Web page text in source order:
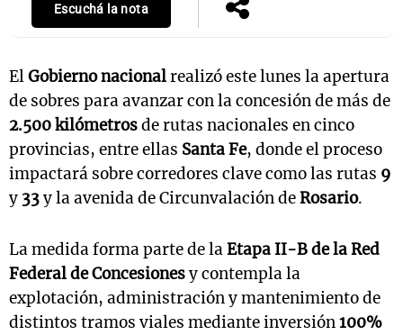
Escuchá la nota
ElGobierno nacionalrealizó este lunes la apertura
de sobres para avanzar con la concesión de más de
2.500 kilómetrosde rutas nacionales en cinco
provincias, entre ellas Santa Fe, donde el proceso
impactará sobre corredores clave como las rutas 9
y 33y la avenida de Circunvalación deRosario.
La medida forma parte de laEtapa II-B de la Red
Federal de Concesionesy contempla la
explotación, administración y mantenimiento de
distintos tramos viales mediante inversión100%